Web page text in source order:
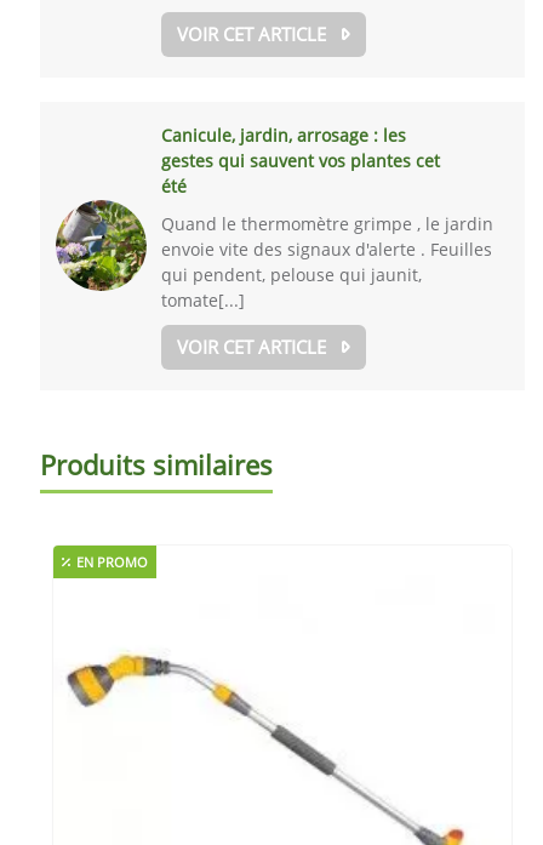
VOIR CET ARTICLE
Canicule, jardin, arrosage : les
gestes qui sauvent vos plantes cet
été
Quand le thermomètre grimpe , le jardin
envoie vite des signaux d'alerte . Feuilles
qui pendent, pelouse qui jaunit,
tomate[...]
VOIR CET ARTICLE
Produits similaires
EN PROMO